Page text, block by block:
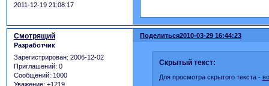
2011-12-19 21:08:17
Поделиться2010-03-29 16:44:23
Смотрящий
Разработчик
Зарегистрирован: 2006-12-02
Приглашений: 0
Сообщений: 1000
Уважение: +1219
Скрытый текст:
Для просмотра скрытого текста -